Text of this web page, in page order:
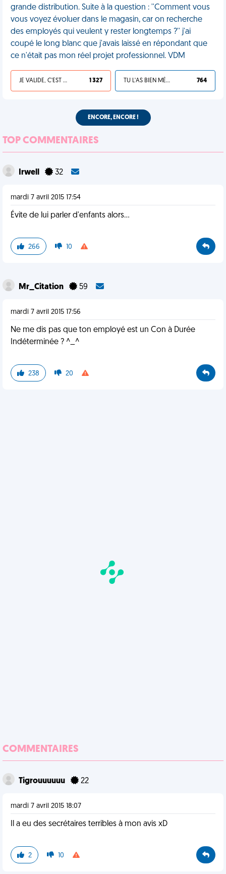
grande distribution. Suite à la question : ''Comment vous
vous voyez évoluer dans le magasin, car on recherche
des employés qui veulent y rester longtemps ?'' j'ai
coupé le long blanc que j'avais laissé en répondant que
ce n'était pas mon réel projet professionnel. VDM
JE VALIDE, C'EST UNE VDM 1 327 TU L'AS BIEN MÉRITÉ 764
ENCORE, ENCORE !
TOP COMMENTAIRES
Irwell 32
mardi 7 avril 2015 17:54
Évite de lui parler d'enfants alors...
266 10
Mr_Citation 59
mardi 7 avril 2015 17:56
Ne me dis pas que ton employé est un Con à Durée
Indéterminée ? ^_^
238 20
COMMENTAIRES
Tigrouuuuuu 22
mardi 7 avril 2015 18:07
Il a eu des secrétaires terribles à mon avis xD
2 10